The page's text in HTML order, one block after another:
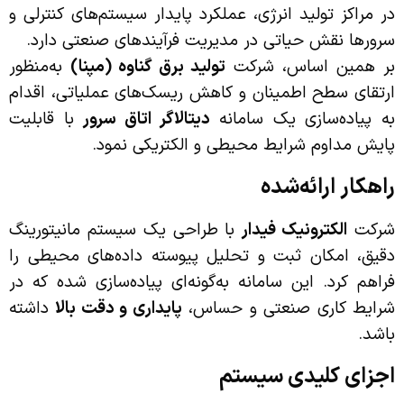
در مراکز تولید انرژی، عملکرد پایدار سیستم‌های کنترلی و
سرورها نقش حیاتی در مدیریت فرآیندهای صنعتی دارد.
بر همین اساس، شرکت تولید برق گناوه (مپنا) به‌منظور
ارتقای سطح اطمینان و کاهش ریسک‌های عملیاتی، اقدام
به پیاده‌سازی یک سامانه دیتالاگر اتاق سروربا قابلیت
پایش مداوم شرایط محیطی و الکتریکی نمود.
راهکار ارائه‌شده
شرکت الکترونیک فیدار با طراحی یک سیستم مانیتورینگ
دقیق، امکان ثبت و تحلیل پیوسته داده‌های محیطی را
فراهم کرد. این سامانه به‌گونه‌ای پیاده‌سازی شده که در
شرایط کاری صنعتی و حساس، پایداری و دقت بالا داشته
باشد.
اجزای کلیدی سیستم